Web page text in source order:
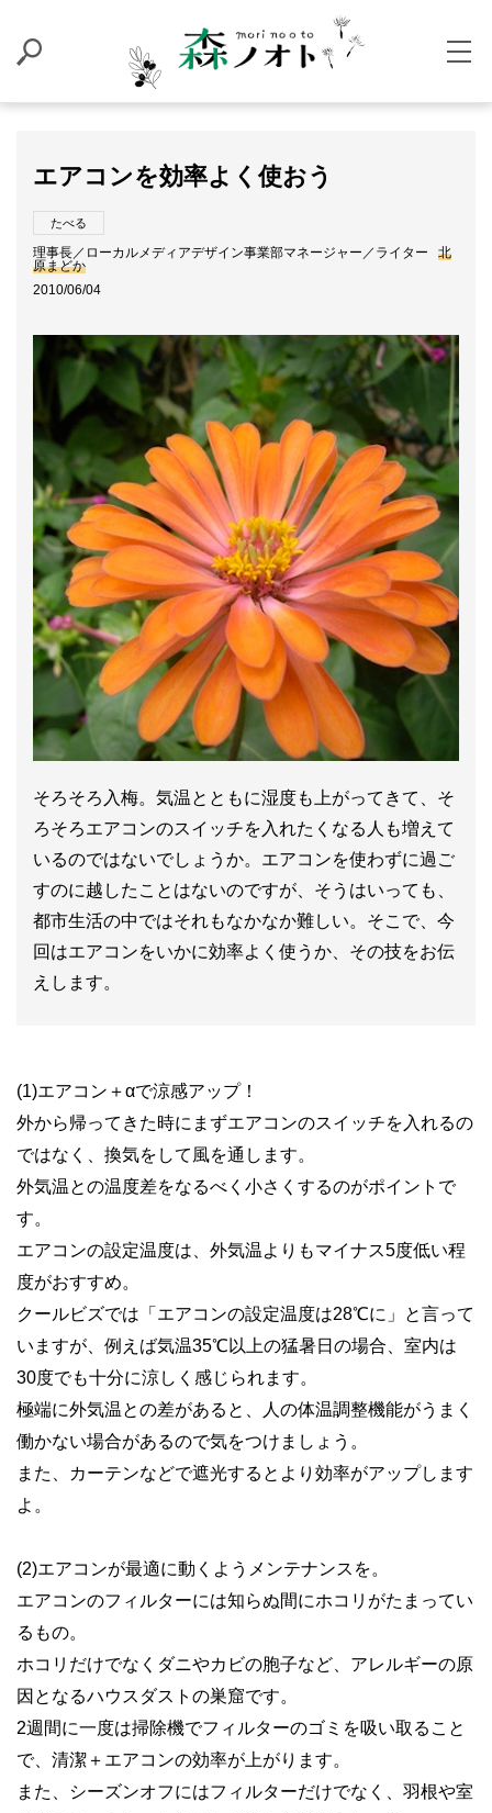
エアコンを効率よく使おう
たべる
理事長／ローカルメディアデザイン事業部マネージャー／ライター
北
原まどか
2010/06/04
そろそろ入梅。気温とともに湿度も上がってきて、そ
ろそろエアコンのスイッチを入れたくなる人も増えて
いるのではないでしょうか。エアコンを使わずに過ご
すのに越したことはないのですが、そうはいっても、
都市生活の中ではそれもなかなか難しい。そこで、今
回はエアコンをいかに効率よく使うか、その技をお伝
えします。
(1)エアコン＋αで涼感アップ！
外から帰ってきた時にまずエアコンのスイッチを入れるの
ではなく、換気をして風を通します。
外気温との温度差をなるべく小さくするのがポイントで
す。
エアコンの設定温度は、外気温よりもマイナス5度低い程
度がおすすめ。
クールビズでは「エアコンの設定温度は28℃に」と言って
いますが、例えば気温35℃以上の猛暑日の場合、室内は
30度でも十分に涼しく感じられます。
極端に外気温との差があると、人の体温調整機能がうまく
働かない場合があるので気をつけましょう。
また、カーテンなどで遮光するとより効率がアップします
よ。
(2)エアコンが最適に動くようメンテナンスを。
エアコンのフィルターには知らぬ間にホコリがたまってい
るもの。
ホコリだけでなくダニやカビの胞子など、アレルギーの原
因となるハウスダストの巣窟です。
2週間に一度は掃除機でフィルターのゴミを吸い取ること
で、清潔＋エアコンの効率が上がります。
また、シーズンオフにはフィルターだけでなく、羽根や室